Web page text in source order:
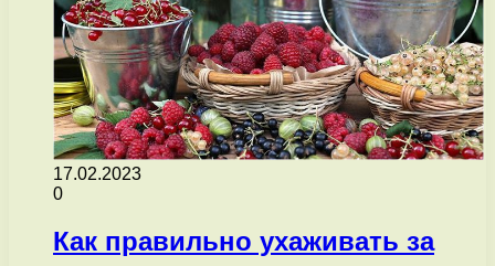
17.02.2023
0
Как правильно ухаживать за